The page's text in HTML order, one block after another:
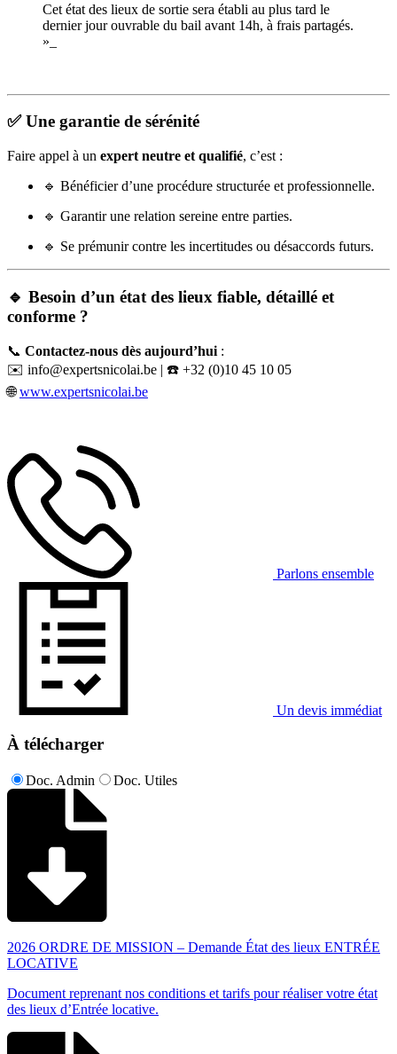
Cet état des lieux de sortie sera établi au plus tard le
dernier jour ouvrable du bail avant 14h, à frais partagés.
»_
✅ Une garantie de sérénité
Faire appel à un expert neutre et qualifié, c’est :
🔹 Bénéficier d’une procédure structurée et professionnelle.
🔹 Garantir une relation sereine entre parties.
🔹 Se prémunir contre les incertitudes ou désaccords futurs.
🔹 Besoin d’un état des lieux fiable, détaillé et
conforme ?
📞 Contactez-nous dès aujourd’hui :
✉️ info@expertsnicolai.be | ☎️ +32 (0)10 45 10 05
🌐www.expertsnicolai.be
Parlons ensemble
Un devis immédiat
À télécharger
Doc. Admin Doc. Utiles
2026 ORDRE DE MISSION – Demande État des lieux ENTRÉE
LOCATIVE
Document reprenant nos conditions et tarifs pour réaliser votre état
des lieux d’Entrée locative.